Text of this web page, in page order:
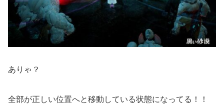
ありゃ？
全部が正しい位置へと移動している状態になってる！！